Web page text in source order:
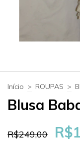
Início > ROUPAS >
Blusa
R$249,00